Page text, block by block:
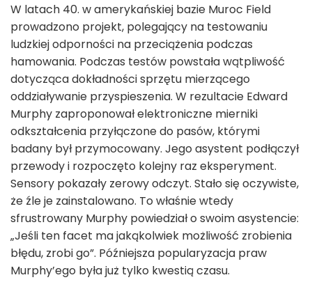
W latach 40. w amerykańskiej bazie Muroc Field
prowadzono projekt, polegający na testowaniu
ludzkiej odporności na przeciążenia podczas
hamowania. Podczas testów powstała wątpliwość
dotycząca dokładności sprzętu mierzącego
oddziaływanie przyspieszenia. W rezultacie Edward
Murphy zaproponował elektroniczne mierniki
odkształcenia przyłączone do pasów, którymi
badany był przymocowany. Jego asystent podłączył
przewody i rozpoczęto kolejny raz eksperyment.
Sensory pokazały zerowy odczyt. Stało się oczywiste,
że źle je zainstalowano. To właśnie wtedy
sfrustrowany Murphy powiedział o swoim asystencie:
„Jeśli ten facet ma jakąkolwiek możliwość zrobienia
błędu, zrobi go”. Późniejsza popularyzacja praw
Murphy’ego była już tylko kwestią czasu.